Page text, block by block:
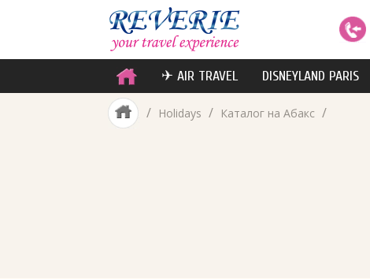
✈ AIR TRAVEL DISNEYLAND PARIS
/ Holidays / Каталог на Абакс /